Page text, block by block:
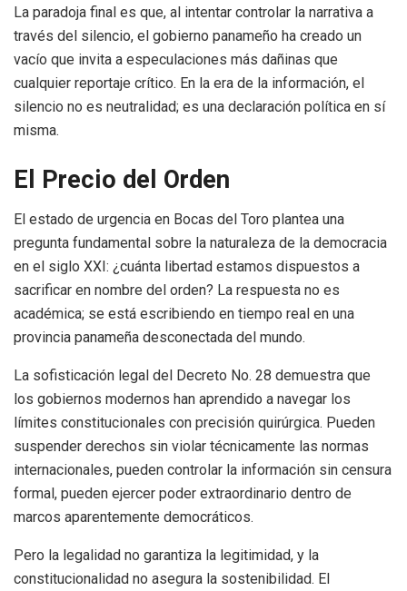
La paradoja final es que, al intentar controlar la narrativa a
través del silencio, el gobierno panameño ha creado un
vacío que invita a especulaciones más dañinas que
cualquier reportaje crítico. En la era de la información, el
silencio no es neutralidad; es una declaración política en sí
misma.
El Precio del Orden
El estado de urgencia en Bocas del Toro plantea una
pregunta fundamental sobre la naturaleza de la democracia
en el siglo XXI: ¿cuánta libertad estamos dispuestos a
sacrificar en nombre del orden? La respuesta no es
académica; se está escribiendo en tiempo real en una
provincia panameña desconectada del mundo.
La sofisticación legal del Decreto No. 28 demuestra que
los gobiernos modernos han aprendido a navegar los
límites constitucionales con precisión quirúrgica. Pueden
suspender derechos sin violar técnicamente las normas
internacionales, pueden controlar la información sin censura
formal, pueden ejercer poder extraordinario dentro de
marcos aparentemente democráticos.
Pero la legalidad no garantiza la legitimidad, y la
constitucionalidad no asegura la sostenibilidad. El